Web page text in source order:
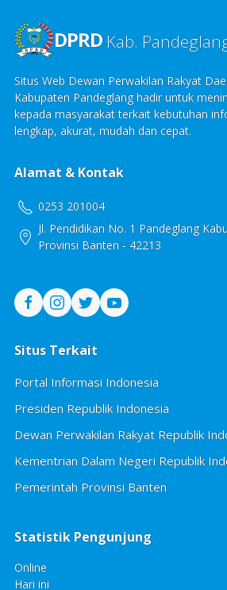
DPRD Kab.
Situs Web Dewan Perwakilan Rakyat
Kabupaten Pandeglang hadir untuk
kepada masyarakat terkait kebutuhan
lengkap, akurat, mudah dan cepat.
Alamat & Kontak
0253 201004
Jl. Pendidikan No. 1 Pandeglang
Provinsi Banten - 42213
Situs Terkait
Portal Informasi Indonesia
Presiden Republik Indonesia
Dewan Perwakilan Rakyat Republik
Kementrian Dalam Negeri Republik
Pemerintah Provinsi Banten
Statistik Pengunjung
Online
Hari ini